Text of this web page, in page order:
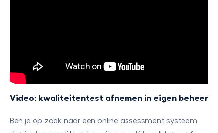
Video: kwaliteitentest afnemen in eigen beheer
Ben je op zoek naar een online assessment systeem